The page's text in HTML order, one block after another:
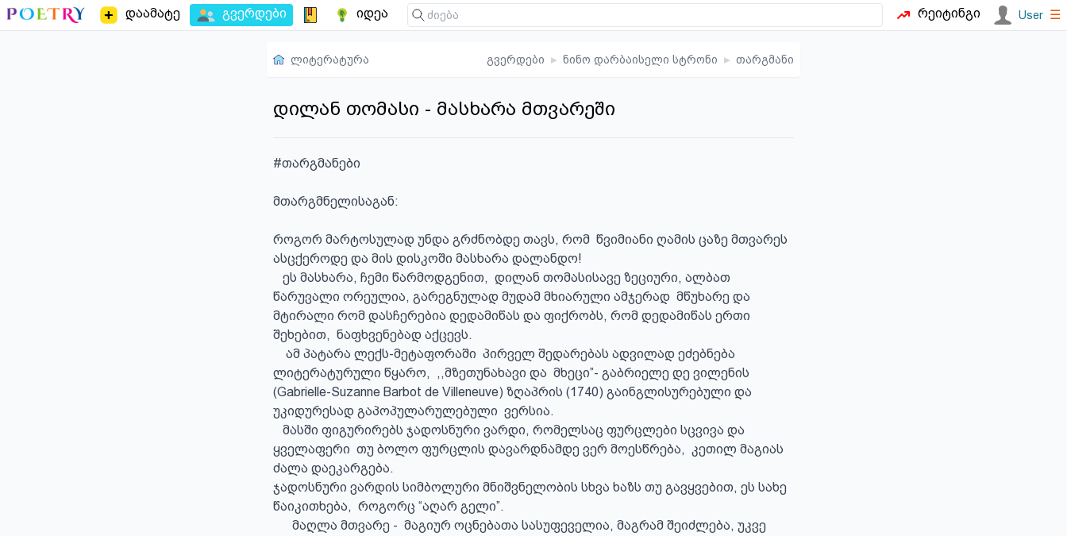
დაამატე გვერდები იდეა რეიტინგი User ☰
ლიტერატურა გვერდები ▸ ნინო დარბაისელი სტრონი ▸ თარგმანი
დილან თომასი - მასხარა მთვარეში
#თარგმანები
მთარგმნელისაგან:
როგორ მარტოსულად უნდა გრძნობდე თავს, რომ  წვიმიანი ღამის ცაზე მთვარეს
ასცქეროდე და მის დისკოში მასხარა დალანდო!
წარუვალი ორეულია, გარეგნულად მუდამ მხიარული ამჯერად  მწუხარე და
მტირალი რომ დასჩერებია დედამიწას და ფიქრობს, რომ დედამიწას ერთი
შეხებით,  ნაფხვენებად აქცევს.
ლიტერატურული წყარო,  ,,მზეთუნახავი და  მხეცი”- გაბრიელე დე ვილენის
(Gabrielle-Suzanne Barbot de Villeneuve) ზღაპრის (1740) გაინგლისურებული და
უკიდურესად გაპოპულარულებული  ვერსია.
ყველაფერი  თუ ბოლო ფურცლის დავარდნამდე ვერ მოესწრება,  კეთილ მაგიას
ძალა დაეკარგება.
ჯადოსნური ვარდის სიმბოლური მნიშვნელობის სხვა ხაზს თუ გავყვებით, ეს სახე
წაიკითხება,  როგორც “აღარ გელი”.